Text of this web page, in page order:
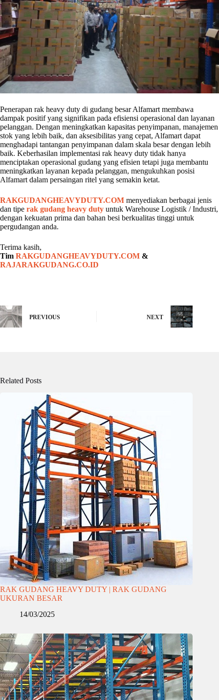
Penerapan rak heavy duty di gudang besar Alfamart membawa
dampak positif yang signifikan pada efisiensi operasional dan layanan
pelanggan. Dengan meningkatkan kapasitas penyimpanan, manajemen
stok yang lebih baik, dan aksesibilitas yang cepat, Alfamart dapat
menghadapi tantangan penyimpanan dalam skala besar dengan lebih
baik. Keberhasilan implementasi rak heavy duty tidak hanya
menciptakan operasional gudang yang efisien tetapi juga membantu
meningkatkan layanan kepada pelanggan, mengukuhkan posisi
Alfamart dalam persaingan ritel yang semakin ketat.
RAKGUDANGHEAVYDUTY.COM menyediakan berbagai jenis
dan tipe rak gudang heavy duty untuk Warehouse Logistik / Industri,
dengan kekuatan prima dan bahan besi berkualitas tinggi untuk
pergudangan anda.
Terima kasih,
Tim RAKGUDANGHEAVYDUTY.COM &
RAJARAKGUDANG.CO.ID
PREVIOUS NEXT
Related Posts
RAK GUDANG HEAVY DUTY | RAK GUDANG
UKURAN BESAR
14/03/2025